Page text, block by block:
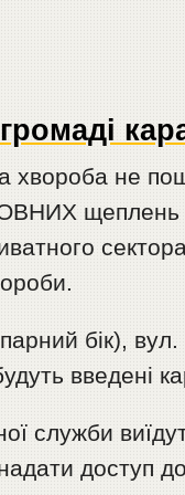
хвороба не
щеплень
бік),
введені
служби
доступ